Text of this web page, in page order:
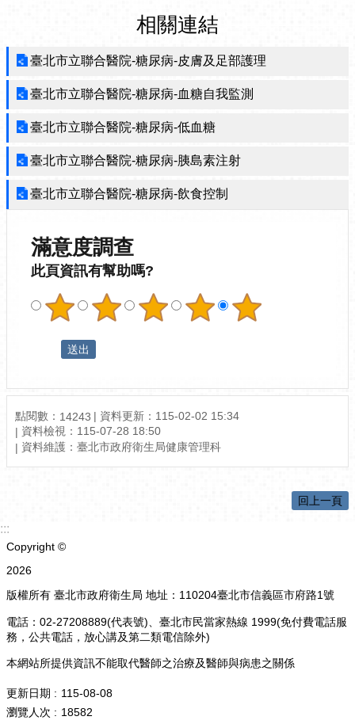
相關連結
臺北市立聯合醫院-糖尿病-皮膚及足部護理
臺北市立聯合醫院-糖尿病-血糖自我監測
臺北市立聯合醫院-糖尿病-低血糖
臺北市立聯合醫院-糖尿病-胰島素注射
臺北市立聯合醫院-糖尿病-飲食控制
滿意度調查
此頁資訊有幫助嗎?
點閱數： 14243 資料更新： 115-02-02 15:34
資料檢視： 115-07-28 18:50
資料維護： 臺北市政府衛生局健康管理科
回上一頁
:::
Copyright ©
2026
版權所有 臺北市政府衛生局 地址：110204臺北市信義區市府路1號
電話：02-27208889(代表號)、臺北市民當家熱線 1999(免付費電話服
務，公共電話，放心講及第二類電信除外)
本網站所提供資訊不能取代醫師之治療及醫師與病患之關係
更新日期
115-08-08
瀏覽人次
18582